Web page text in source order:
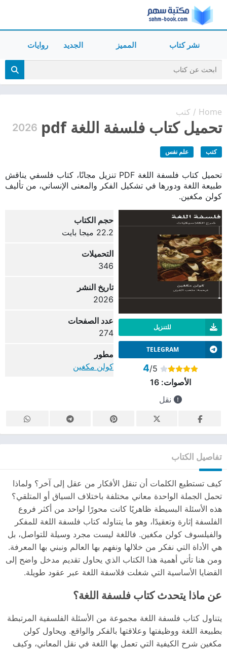
نشر كتاب المميز الجديد روايات
Home
/ كتب
تحميل كتاب فلسفة اللغة pdf 2026
كتب علم نفس
تحميل كتاب فلسفة اللغة PDF تنزيل مجانًا، كتاب فلسفي يناقش
طبيعة اللغة ودورها في تشكيل الفكر والمعنى الإنساني، من تأليف
كولن مكغين.
للتنزيل
TELEGRAM
4/5
الأصوات:16
نقل
حجم الكتاب
22.2 ميجا بايت
التحميلات
346
تاريخ النشر
2026
عدد الصفحات
274
مطور
كولن مكغين
تفاصيل الكتاب
كيف تستطيع الكلمات أن تنقل الأفكار من عقل إلى آخر؟ ولماذا
تحمل الجملة الواحدة معاني مختلفة باختلاف السياق أو المتلقي؟
هذه الأسئلة البسيطة ظاهريًا كانت محورًا لواحد من أكثر فروع
الفلسفة إثارة وتعقيدًا، وهو ما يتناوله كتاب فلسفة اللغة للمفكر
والفيلسوف كولن مكغين. فاللغة ليست مجرد وسيلة للتواصل، بل
هي الأداة التي نفكر من خلالها ونفهم بها العالم ونبني بها المعرفة.
ومن هنا تأتي أهمية هذا الكتاب الذي يحاول تقديم مدخل واضح إلى
القضايا الأساسية التي شغلت فلاسفة اللغة عبر عقود طويلة.
عن ماذا يتحدث كتاب فلسفة اللغة؟
يتناول كتاب فلسفة اللغة مجموعة من الأسئلة الفلسفية المرتبطة
بطبيعة اللغة ووظيفتها وعلاقتها بالفكر والواقع. ويحاول كولن
مكغين شرح الكيفية التي تعمل بها اللغة في نقل المعاني، وكيف